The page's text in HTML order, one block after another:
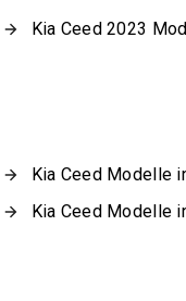
Kia Ceed 2023
Kia Ceed Modelle
Kia Ceed Modelle